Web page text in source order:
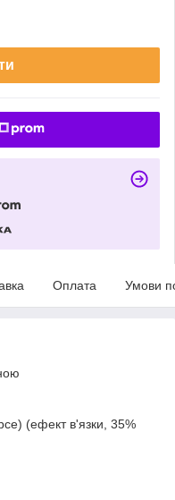
Оплата Умови
(ефект в'язки, 35%